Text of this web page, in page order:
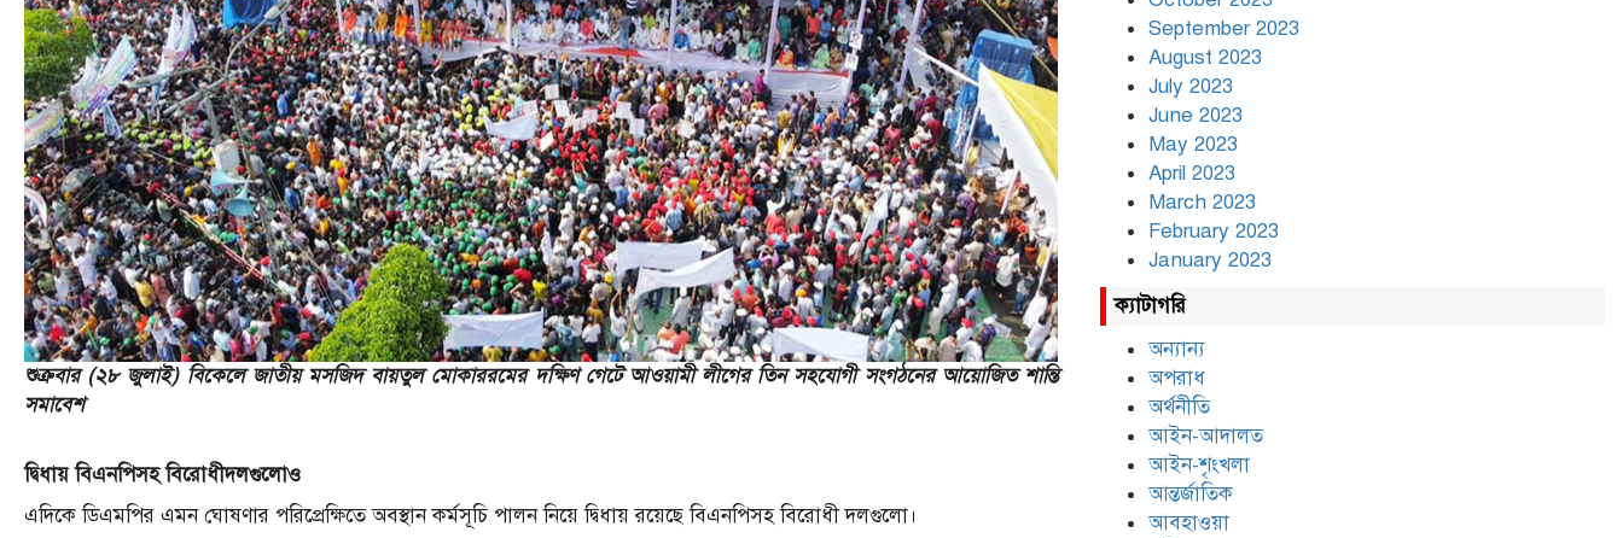
শুক্রবার (২৮ জুলাই) বিকেলে জাতীয় মসজিদ বায়তুল মোকাররমের দক্ষিণ গেটে আওয়ামী লীগের তিন সহযোগী সংগঠনের আয়োজিত শান্তি
সমাবেশ
দ্বিধায় বিএনপিসহ বিরোধীদলগুলোও
এদিকে ডিএমপির এমন ঘোষণার পরিপ্রেক্ষিতে অবস্থান কর্মসূচি পালন নিয়ে দ্বিধায় রয়েছে বিএনপিসহ বিরোধী দলগুলো।
September 2023
August 2023
July 2023
June 2023
May 2023
April 2023
March 2023
February 2023
January 2023
ক্যাটাগরি
অন্যান্য
অপরাধ
অর্থনীতি
আইন-আদালত
আইন-শৃংখলা
আন্তর্জাতিক
আবহাওয়া